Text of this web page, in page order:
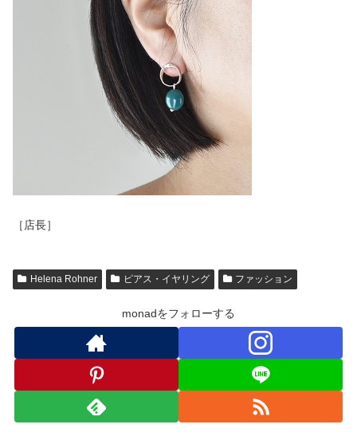
［店長］
Helena Rohner ピアス・イヤリング ファッション
monadをフォローする